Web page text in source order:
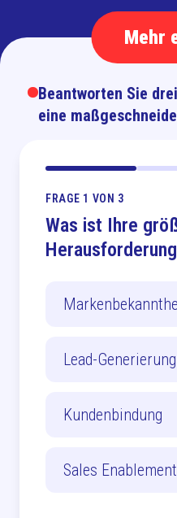
Mehr
Beantworten Sie
eine
FRAGE 1 VON 3
Was ist Ihre
Lead-Generierung
Kundenbindung
Sales Enablement